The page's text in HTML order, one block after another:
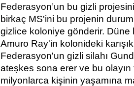
Federasyon’un bu gizli
birkaç MS'ini bu projenin
gizlice koloniye gönderir. Düne
Amuro Ray'in kolonideki
Federasyon'un gizli silahı
ateşkes sona erer ve bu
milyonlarca kişinin yaşamına